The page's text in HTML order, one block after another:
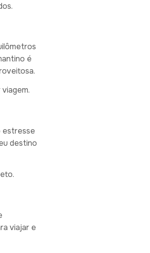
é
estresse
destino
viajar e